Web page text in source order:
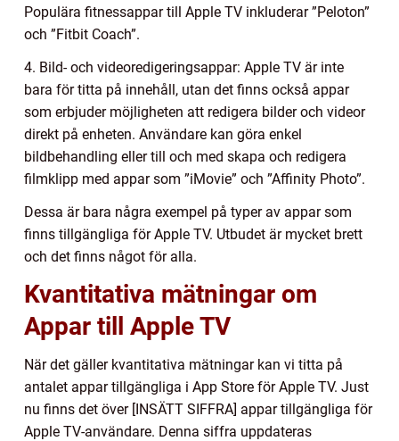
Populära fitnessappar till Apple TV inkluderar ”Peloton”
och ”Fitbit Coach”.
4. Bild- och videoredigeringsappar: Apple TV är inte
bara för titta på innehåll, utan det finns också appar
som erbjuder möjligheten att redigera bilder och videor
direkt på enheten. Användare kan göra enkel
bildbehandling eller till och med skapa och redigera
filmklipp med appar som ”iMovie” och ”Affinity Photo”.
Dessa är bara några exempel på typer av appar som
finns tillgängliga för Apple TV. Utbudet är mycket brett
och det finns något för alla.
Kvantitativa mätningar om
Appar till Apple TV
När det gäller kvantitativa mätningar kan vi titta på
antalet appar tillgängliga i App Store för Apple TV. Just
nu finns det över [INSÄTT SIFFRA] appar tillgängliga för
Apple TV-användare. Denna siffra uppdateras